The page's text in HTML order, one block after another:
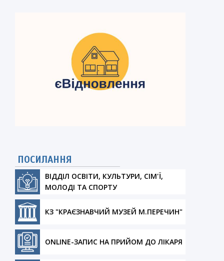
ПОСИЛАННЯ
ВІДДІЛ ОСВІТИ, КУЛЬТУРИ, СІМ'Ї,
МОЛОДІ ТА СПОРТУ
КЗ "КРАЄЗНАВЧИЙ МУЗЕЙ М.ПЕРЕЧИН"
ONLINE-ЗАПИС НА ПРИЙОМ ДО ЛІКАРЯ